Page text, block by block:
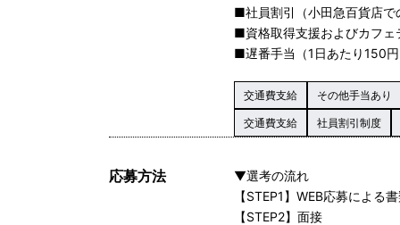
■社員割引（小田急百貨店で
■資格取得支援およびカフェ
■遅番手当（1日あたり150
交通費支給 その他手当あり
交通費支給 社員割引制度
応募方法
▼選考の流れ
【STEP1】WEB応募による
【STEP2】面接